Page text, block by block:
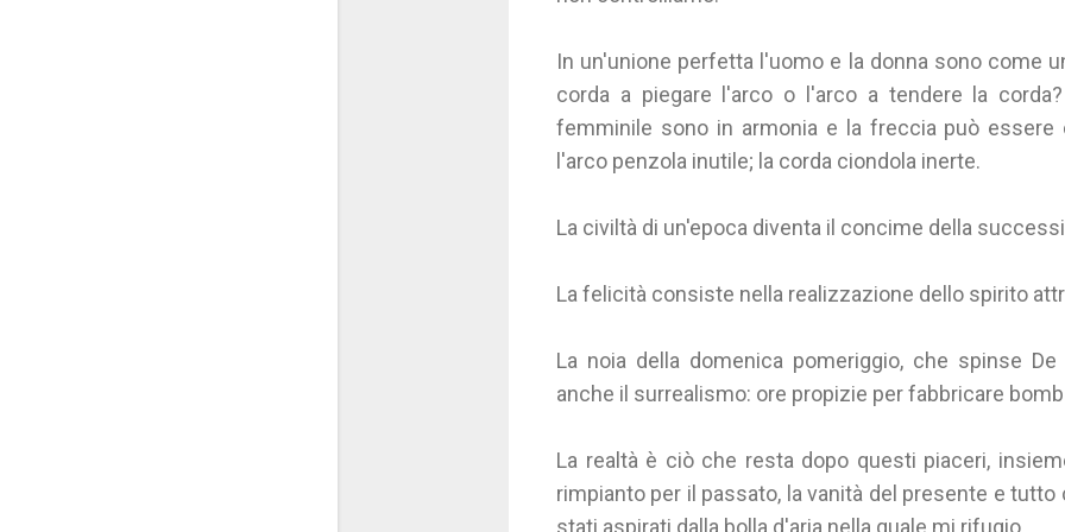
In un'unione perfetta l'uomo e la donna sono come
corda a piegare l'arco o l'arco a tendere la
femminile sono in armonia e la freccia può essere
l'arco penzola inutile; la corda ciondola inerte.
La civiltà di un'epoca diventa il concime della
La felicità consiste nella realizzazione dello spirito
La noia della domenica pomeriggio, che spinse
anche il surrealismo: ore propizie per fabbricare
La realtà è ciò che resta dopo questi piaceri,
rimpianto per il passato, la vanità del presente e
stati aspirati dalla bolla d'aria nella quale mi rifugio.